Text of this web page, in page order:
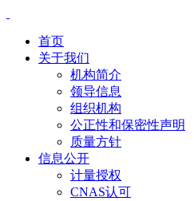
首页
关于我们
机构简介
领导信息
组织机构
公正性和保密性声明
质量方针
信息公开
计量授权
CNAS认可